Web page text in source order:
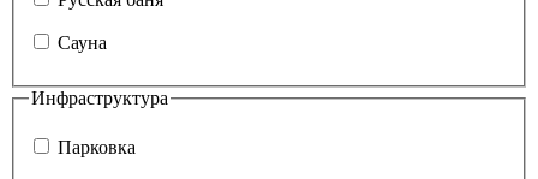
Сауна
Инфраструктура
Парковка